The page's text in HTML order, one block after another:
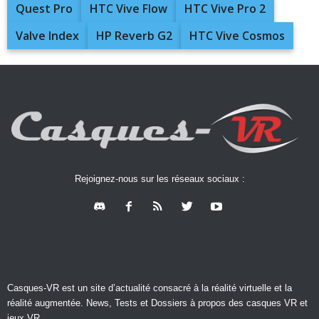
Quest Pro
HTC Vive Flow
HTC Vive Pro 2
Valve Index
HP Reverb G2 HTC Vive Cosmos
Rejoignez-nous sur les réseaux sociaux :
Casques-VR est un site d’actualité consacré à la réalité virtuelle et la
réalité augmentée. News, Tests et Dossiers à propos des casques VR et